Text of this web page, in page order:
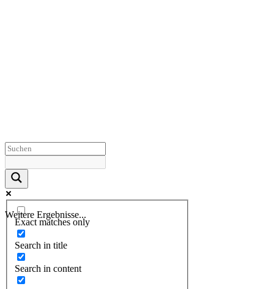
Weitere Ergebnisse...
Exact matches only
Search in title
Search in content